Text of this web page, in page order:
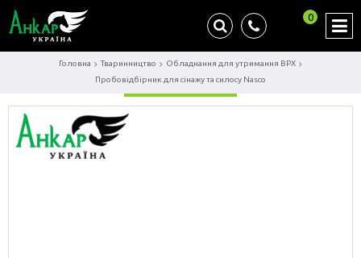
0
Головна Тваринництво
Обладнання для утримання ВРХ
Пробовідбірник для сінажу та силосу Nasco